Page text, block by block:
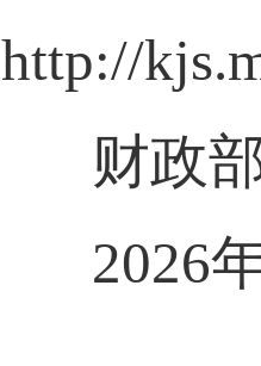
http://
财政
2026